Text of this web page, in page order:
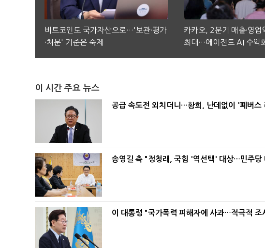
비트코인도 국가자산으로…'보관·평가
·처분' 기준은 숙제
카카오, 2분기 매출·영업
최대…에이전트 AI 수익
이 시간 주요 뉴스
공급 속도전 외치더니…황희, 난데없이 '폐버스
송영길 측 "정청래, 국힘 '역선택' 대상…민주당
이 대통령 "국가폭력 피해자에 사과…적극적 조